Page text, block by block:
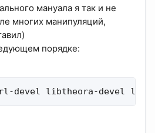
мануала я так и не
многих манипуляций,
порядке:
devel libtheora-devel